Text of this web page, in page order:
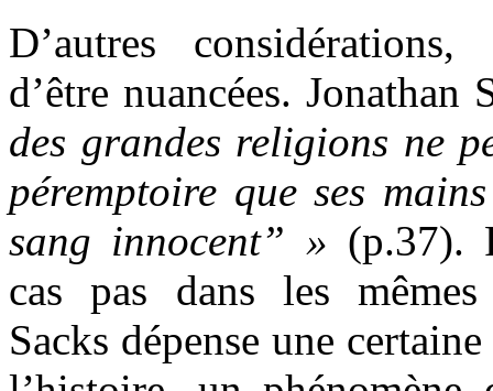
D’autres
d’être nuancées.
des grandes religions ne
péremptoire que ses
sang innocent” » (p.37).
cas pas dans les
Sacks dépense une